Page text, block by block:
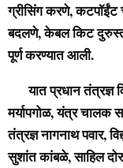
ग्रीसिंग करणे, कटपॉईंट
बदलणे, केबल किट
पूर्ण करण्यात आली.
यात प्रधान तंत्रज्ञ
मर्यापगोळ, यंत्र चालक
तंत्रज्ञ नागनाथ पवार,
सुशांत कांबळे, साहिल